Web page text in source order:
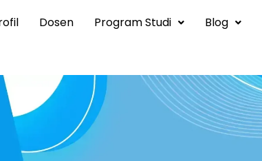
Dosen Program Studi Blog